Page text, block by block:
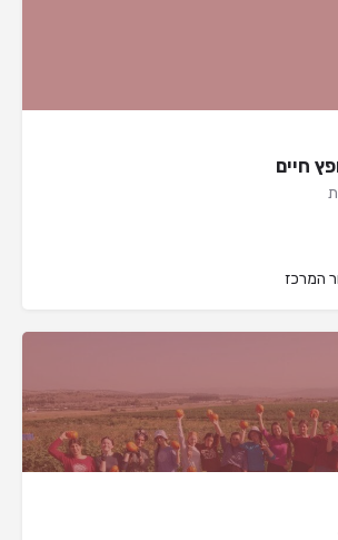
חיים
המרכז